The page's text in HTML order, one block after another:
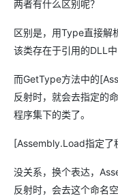
两者有什么区别呢？
区别是，用Type直接解
该类存在于引用的DLL中
而GetType方法中的
反射时，就会去指定的
程序集下的类了。
[Assembly.Load指定了
没关系，换个表达，
反射时，会去这个命名